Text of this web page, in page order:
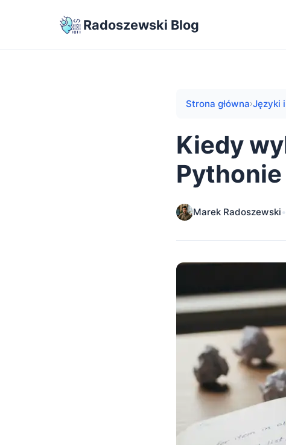
Radoszewski Blog
Strona główna›Języki
Kiedy
Marek Radoszewski•